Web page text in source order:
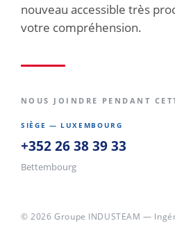
nouveau accessible très
votre compréhension.
NOUS JOINDRE PENDANT
SIÈGE — LUXEMBOURG
+352 26 38 39 33
Bettembourg
© 2026 Groupe INDUSTEAM —